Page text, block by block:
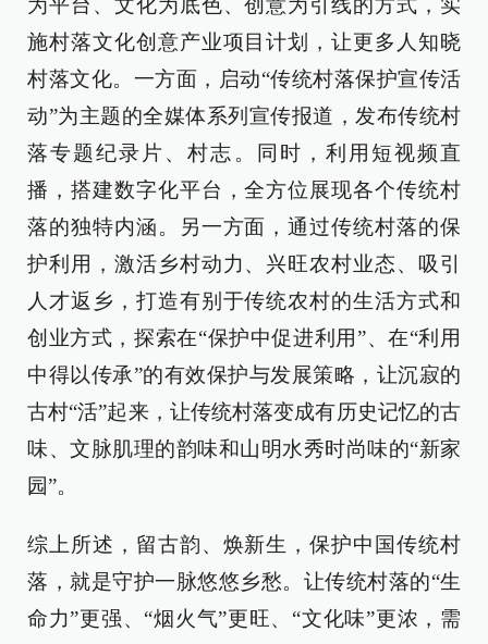
为平台、文化为底色、创意为引线的方式，实
施村落文化创意产业项目计划，让更多人知晓
村落文化。一方面，启动“传统村落保护宣传活
动”为主题的全媒体系列宣传报道，发布传统村
落专题纪录片、村志。同时，利用短视频直
播，搭建数字化平台，全方位展现各个传统村
落的独特内涵。另一方面，通过传统村落的保
护利用，激活乡村动力、兴旺农村业态、吸引
人才返乡，打造有别于传统农村的生活方式和
创业方式，探索在“保护中促进利用”、在“利用
中得以传承”的有效保护与发展策略，让沉寂的
古村“活”起来，让传统村落变成有历史记忆的古
味、文脉肌理的韵味和山明水秀时尚味的“新家
园”。
综上所述，留古韵、焕新生，保护中国传统村
落，就是守护一脉悠悠乡愁。让传统村落的“生
命力”更强、“烟火气”更旺、“文化味”更浓，需